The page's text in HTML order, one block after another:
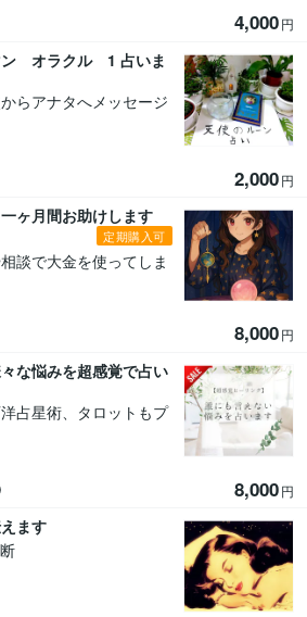
4,000円
オラクル 1 占いま
らアナタへメッセージ
2,000円
ヶ月間お助けします
定期購入可
談で大金を使ってしま
8,000円
な悩みを超感覚で占い
占星術、タロットもプ
8,000円
ます